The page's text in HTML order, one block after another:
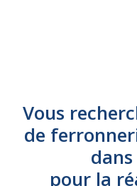
Vous
de
pour la